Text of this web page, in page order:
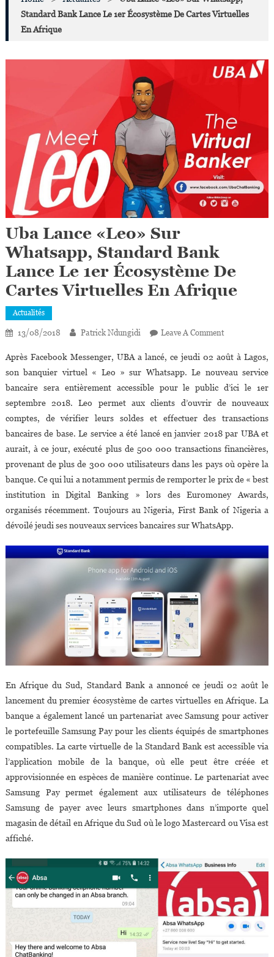
Standard Bank Lance Le 1er Écosystème De Cartes Virtuelles
En Afrique
Uba Lance «Leo» Sur
Whatsapp, Standard Bank
Lance Le 1er Écosystème De
Cartes Virtuelles En Afrique
Actualités
13/08/2018 Patrick Ndungidi Leave A CommentOn
Lance
«Leo»
Sur
Whatsapp,
Standard
Bank
Lance
Le
De
Cartes
Virtuelles
En
Afrique
Après Facebook Messenger, UBA a lancé, ce jeudi 02 août à Lagos,
son banquier virtuel « Leo » sur Whatsapp. Le nouveau service
bancaire sera entièrement accessible pour le public d’ici le 1er
septembre 2018. Leo permet aux clients d’ouvrir de nouveaux
comptes, de vérifier leurs soldes et effectuer des transactions
bancaires de base. Le service a été lancé en janvier 2018 par UBA et
aurait, à ce jour, exécuté plus de 500 000 transactions financières,
provenant de plus de 300 000 utilisateurs dans les pays où opère la
banque. Ce qui lui a notamment permis de remporter le prix de « best
institution in Digital Banking » lors des Euromoney Awards,
organisés récemment. Toujours au Nigeria, First Bank of Nigeria a
dévoilé jeudi ses nouveaux services bancaires sur WhatsApp.
En Afrique du Sud, Standard Bank a annoncé ce jeudi 02 août le
lancement du premier écosystème de cartes virtuelles en Afrique. La
banque a également lancé un partenariat avec Samsung pour activer
le portefeuille Samsung Pay pour les clients équipés de smartphones
compatibles. La carte virtuelle de la Standard Bank est accessible via
l’application mobile de la banque, où elle peut être créée et
approvisionnée en espèces de manière continue. Le partenariat avec
Samsung Pay permet également aux utilisateurs de téléphones
Samsung de payer avec leurs smartphones dans n’importe quel
magasin de détail en Afrique du Sud où le logo Mastercard ou Visa est
affiché.